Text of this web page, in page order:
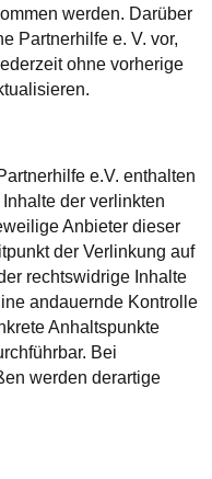
werden. Darüber
Partnerhilfe e. V. vor,
ohne vorherige
e.V. enthalten
der verlinkten
Anbieter dieser
der Verlinkung auf
rechtswidrige Inhalte
andauernde Kontrolle
Anhaltspunkte
Bei
werden derartige